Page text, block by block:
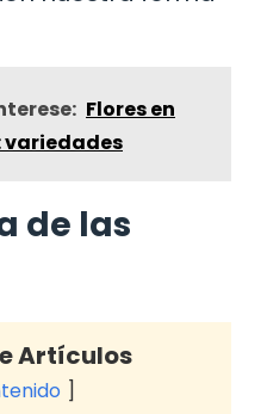
Flores en
variedades
de las
Artículos